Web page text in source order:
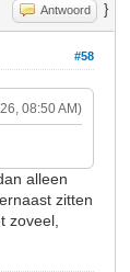
Antwoord }
#58
08:50 AM)
alleen
zitten
zoveel,